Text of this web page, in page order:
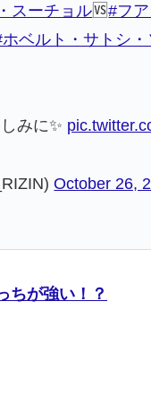
スーチョル🆚#フ
ホベルト・サトシ
みに✨
October 26,
ちが強い！？